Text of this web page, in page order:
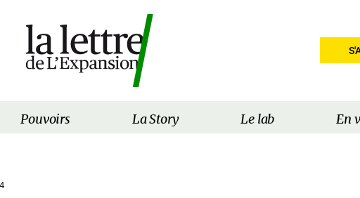
Pouvoirs La Story Le lab En